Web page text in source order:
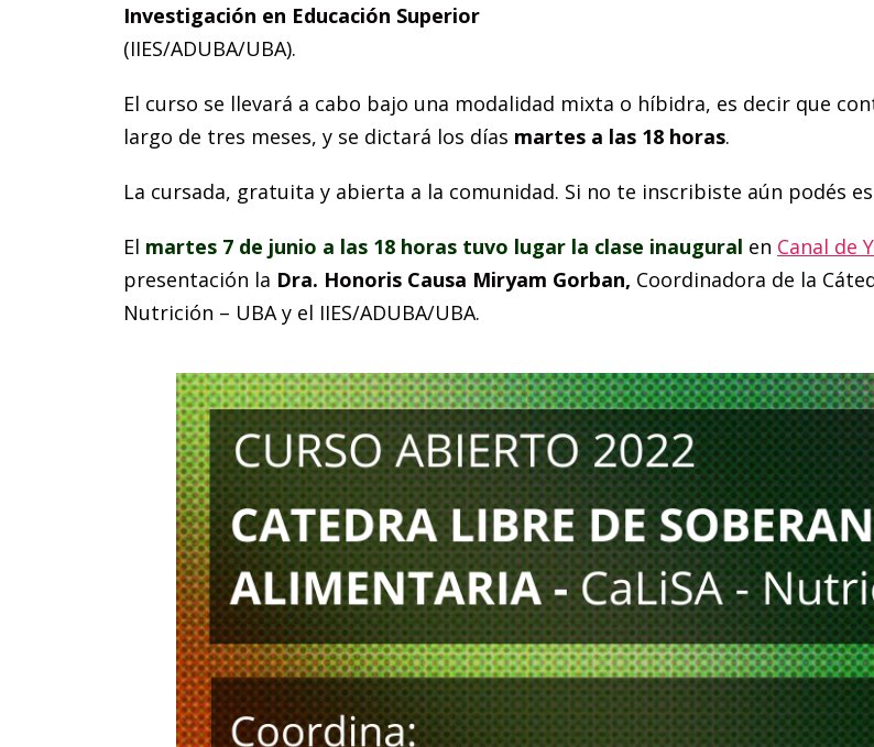
Investigación en Educación Superior
(IIES/ADUBA/UBA).
El curso se llevará a cabo bajo una modalidad mixta o híbidra, es decir que
largo de tres meses, y se dictará los días martes a las 18 horas.
La cursada, gratuita y abierta a la comunidad. Si no te inscribiste aún podés
El martes 7 de junio a las 18 horas tuvo lugar la clase inaugural en Canal de
presentación la Dra. Honoris Causa Miryam Gorban, Coordinadora de la
Nutrición – UBA y el IIES/ADUBA/UBA.